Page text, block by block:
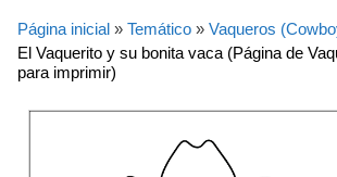
Página inicial » Temático » Vaqueros
El Vaquerito y su bonita vaca (Página de
para imprimir)